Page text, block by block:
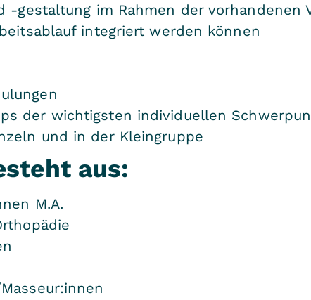
-gestaltung im Rahmen der vorhandenen
integriert werden können
der wichtigsten individuellen
und in der Kleingruppe
aus:
M.A.